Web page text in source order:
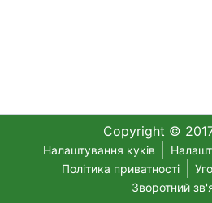
Copyright ©
Налаштування куків
Політика приватності
Зворотний